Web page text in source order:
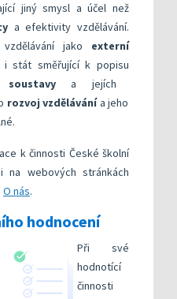
jiný smysl a účel než
a efektivity vzdělávání.
jako externí
stát směřující k popisu
a jejích
rozvoj vzdělávánía jeho
k činnosti České školní
webových stránkách
O nás.
hodnocení
Při své
hodnotící
činnosti